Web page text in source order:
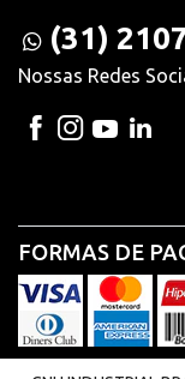
(31)
Nossas Redes
FORMAS DE